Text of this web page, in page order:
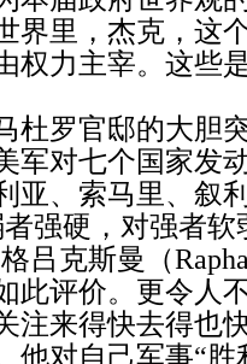
界里，杰克，这
权力主宰。这些
罗官邸的大胆
军对七个国家发
亚、索马里、叙
强硬，对强者软
吕克斯曼（
此评价。更令人
注来得快去得也
他对自己军事“胜